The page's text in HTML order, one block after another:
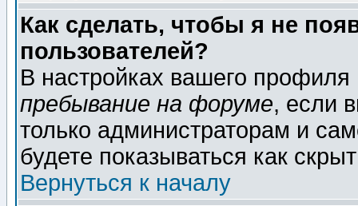
Как сделать, чтобы я не
пользователей?
В настройках вашего
пребывание на форуме, если
только администраторам и
будете показываться как
Вернуться к началу